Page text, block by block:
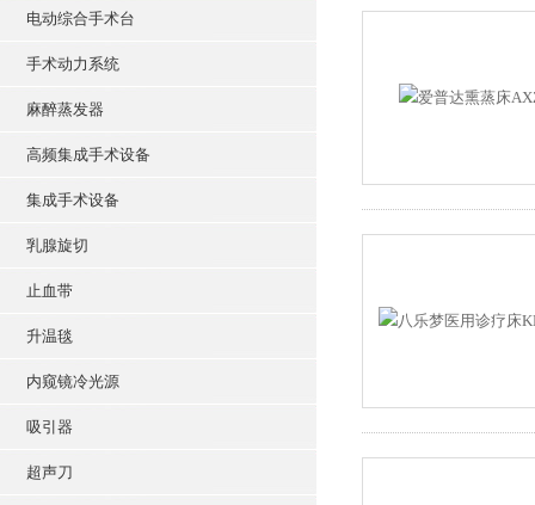
电动综合手术台
手术动力系统
麻醉蒸发器
高频集成手术设备
集成手术设备
乳腺旋切
止血带
升温毯
内窥镜冷光源
吸引器
超声刀